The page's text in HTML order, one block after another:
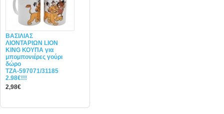
ΒΑΣΙΛΙΑΣ
ΛΙΟΝΤΑΡΙΩΝ LION
KING ΚΟΥΠΑ για
μπομπονιέρες γούρι
δώρο
ΤΖΑ-597071/31185
2.98€!!!
2,98€